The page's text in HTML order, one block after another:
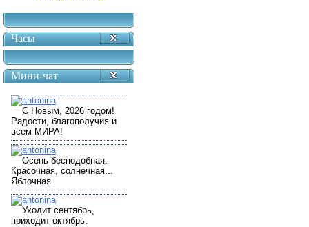
Часы
Мини-чат